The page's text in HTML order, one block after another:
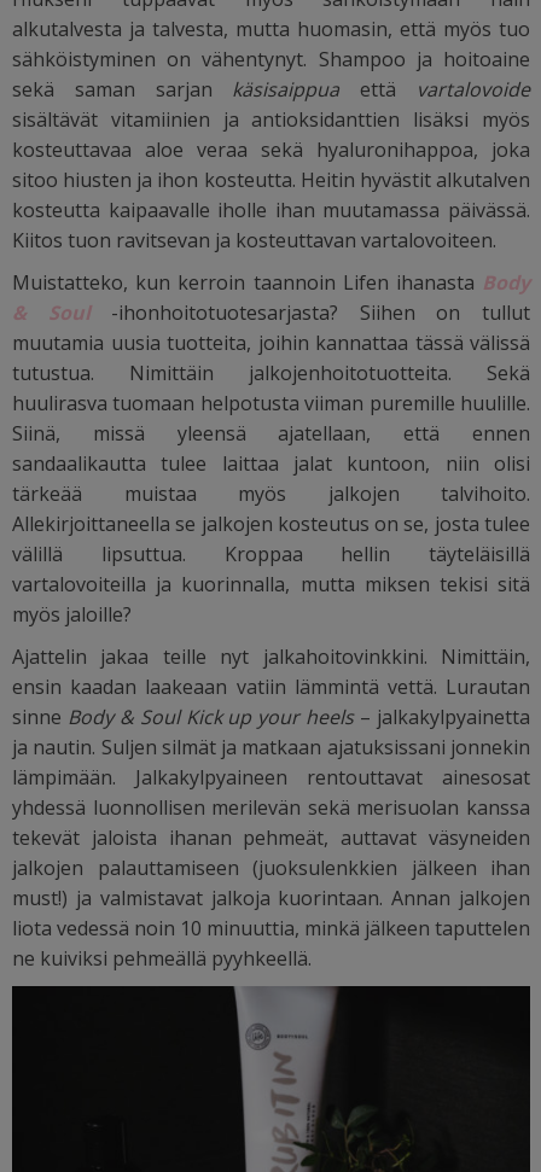
alkutalvesta ja talvesta, mutta huomasin, että myös tuo
sähköistyminen on vähentynyt. Shampoo ja hoitoaine
sekä saman sarjan käsisaippua että vartalovoide
sisältävät vitamiinien ja antioksidanttien lisäksi myös
kosteuttavaa aloe veraa sekä hyaluronihappoa, joka
sitoo hiusten ja ihon kosteutta. Heitin hyvästit alkutalven
kosteutta kaipaavalle iholle ihan muutamassa päivässä.
Kiitos tuon ravitsevan ja kosteuttavan vartalovoiteen.
Muistatteko, kun kerroin taannoin Lifen ihanasta Body
& Soul -ihonhoitotuotesarjasta? Siihen on tullut
muutamia uusia tuotteita, joihin kannattaa tässä välissä
tutustua. Nimittäin jalkojenhoitotuotteita. Sekä
huulirasva tuomaan helpotusta viiman puremille huulille.
Siinä, missä yleensä ajatellaan, että ennen
sandaalikautta tulee laittaa jalat kuntoon, niin olisi
tärkeää muistaa myös jalkojen talvihoito.
Allekirjoittaneella se jalkojen kosteutus on se, josta tulee
välillä lipsuttua. Kroppaa hellin täyteläisillä
vartalovoiteilla ja kuorinnalla, mutta miksen tekisi sitä
myös jaloille?
Ajattelin jakaa teille nyt jalkahoitovinkkini. Nimittäin,
ensin kaadan laakeaan vatiin lämmintä vettä. Lurautan
sinne Body & Soul Kick up your heels– jalkakylpyainetta
ja nautin. Suljen silmät ja matkaan ajatuksissani jonnekin
lämpimään. Jalkakylpyaineen rentouttavat ainesosat
yhdessä luonnollisen merilevän sekä merisuolan kanssa
tekevät jaloista ihanan pehmeät, auttavat väsyneiden
jalkojen palauttamiseen (juoksulenkkien jälkeen ihan
must!) ja valmistavat jalkoja kuorintaan. Annan jalkojen
liota vedessä noin 10 minuuttia, minkä jälkeen taputtelen
ne kuiviksi pehmeällä pyyhkeellä.